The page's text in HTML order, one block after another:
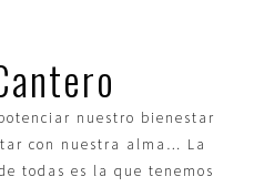
nuestro bienestar
con nuestra alma… La
todas es la que tenemos